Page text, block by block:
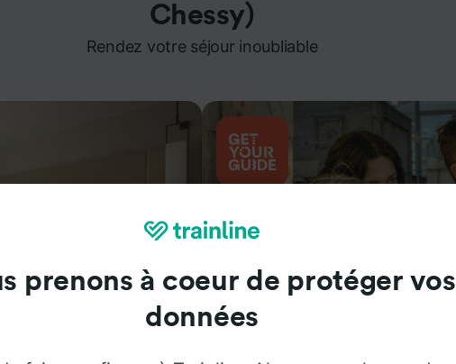
Chessy)
Rendez votre séjour inoubliable
prenons à coeur de protéger vos
données